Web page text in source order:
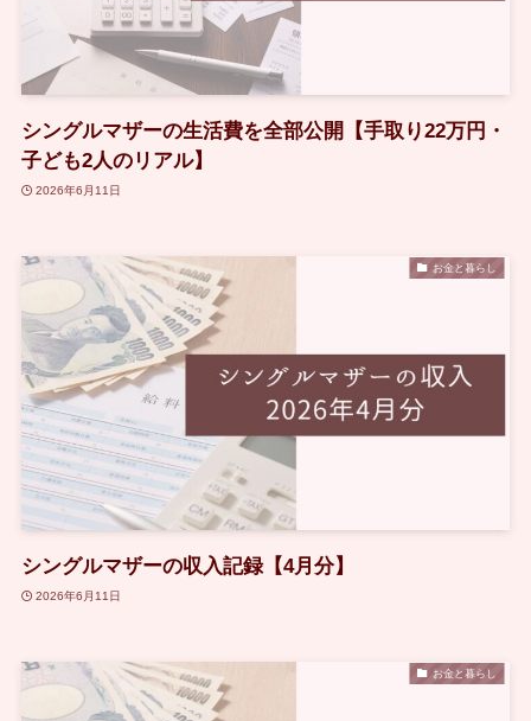
シングルマザーの生活費を全部公開【手取り22万円・
子ども2人のリアル】
2026年6月11日
お金と暮らし
シングルマザーの収入記録【4月分】
2026年6月11日
お金と暮らし